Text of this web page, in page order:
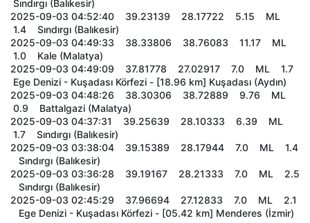
Sındırgı (Balıkesir)
2025-09-03 04:52:40 39.23139 28.17722 5.15 ML
1.4 Sındırgı (Balıkesir)
2025-09-03 04:49:33 38.33806 38.76083 11.17 ML
1.0 Kale (Malatya)
2025-09-03 04:49:09 37.81778 27.02917 7.0 ML 1.7
Ege Denizi - Kuşadası Körfezi - [18.96 km] Kuşadası (Aydın)
2025-09-03 04:48:26 38.30306 38.72889 9.76 ML
0.9 Battalgazi (Malatya)
2025-09-03 04:37:31 39.25639 28.10333 6.39 ML
1.7 Sındırgı (Balıkesir)
2025-09-03 03:38:04 39.15389 28.17944 7.0 ML 1.4
Sındırgı (Balıkesir)
2025-09-03 03:36:28 39.19167 28.21333 7.0 ML 2.5
Sındırgı (Balıkesir)
2025-09-03 02:45:29 37.96694 27.12833 7.0 ML 2.1
Ege Denizi - Kuşadası Körfezi - [05.42 km] Menderes (İzmir)